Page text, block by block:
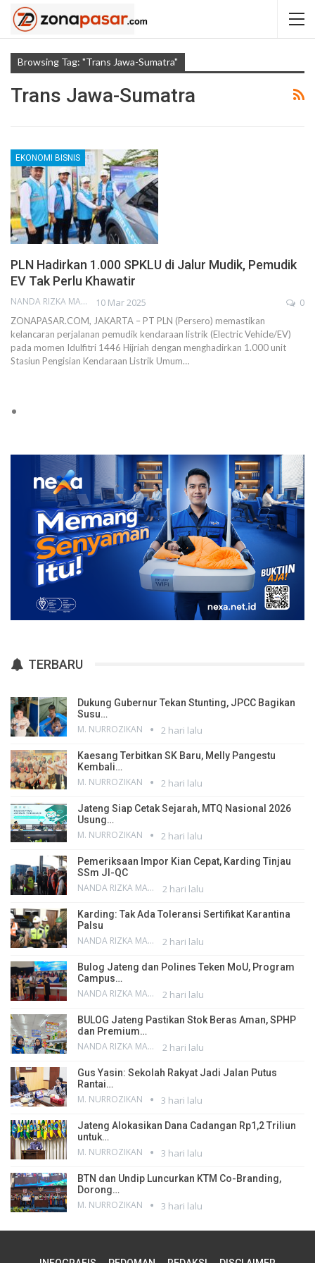
Browsing Tag: "Trans Jawa-Sumatra"
Trans Jawa-Sumatra
EKONOMI BISNIS
PLN Hadirkan 1.000 SPKLU di Jalur Mudik, Pemudik
EV Tak Perlu Khawatir
NANDA RIZKA MAHENDRA 10 Mar 2025 0
ZONAPASAR.COM, JAKARTA – PT PLN (Persero) memastikan
kelancaran perjalanan pemudik kendaraan listrik (Electric Vehicle/EV)
pada momen Idulfitri 1446 Hijriah dengan menghadirkan 1.000 unit
Stasiun Pengisian Kendaraan Listrik Umum…
TERBARU
Dukung Gubernur Tekan Stunting, JPCC Bagikan
Susu…
M. NURROZIKAN 2 hari lalu
Kaesang Terbitkan SK Baru, Melly Pangestu
Kembali…
M. NURROZIKAN 2 hari lalu
Jateng Siap Cetak Sejarah, MTQ Nasional 2026
Usung…
M. NURROZIKAN 2 hari lalu
Pemeriksaan Impor Kian Cepat, Karding Tinjau
SSm JI-QC
NANDA RIZKA MAHENDRA 2 hari lalu
Karding: Tak Ada Toleransi Sertifikat Karantina
Palsu
NANDA RIZKA MAHENDRA 2 hari lalu
Bulog Jateng dan Polines Teken MoU, Program
Campus…
NANDA RIZKA MAHENDRA 2 hari lalu
BULOG Jateng Pastikan Stok Beras Aman, SPHP
dan Premium…
NANDA RIZKA MAHENDRA 2 hari lalu
Gus Yasin: Sekolah Rakyat Jadi Jalan Putus
Rantai…
M. NURROZIKAN 3 hari lalu
Jateng Alokasikan Dana Cadangan Rp1,2 Triliun
untuk…
M. NURROZIKAN 3 hari lalu
BTN dan Undip Luncurkan KTM Co-Branding,
Dorong…
M. NURROZIKAN 3 hari lalu